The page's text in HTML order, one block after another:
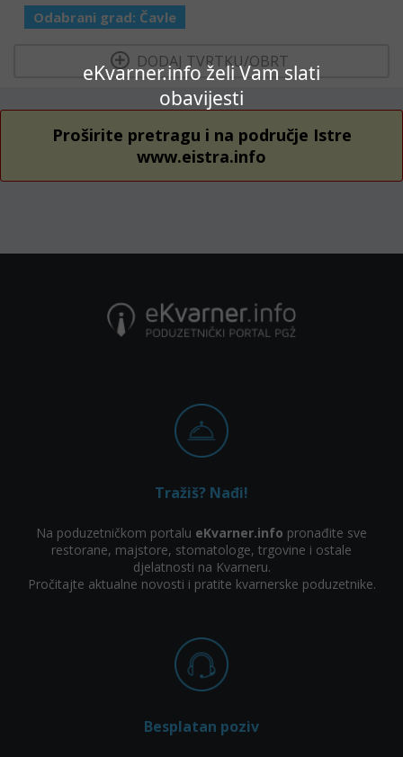
eKvarner.info želi Vam slati
obavijesti
Odabrani grad: Čavle
DODAJ TVRTKU/OBRT
Proširite pretragu i na područje Istre
www.eistra.info
Tražiš? Nađi!
Na poduzetničkom portalu eKvarner.info pronađite sve
restorane, majstore, stomatologe, trgovine i ostale
djelatnosti na Kvarneru.
Pročitajte aktualne novosti i pratite kvarnerske poduzetnike.
Besplatan poziv